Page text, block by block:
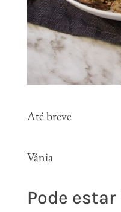
Até breve
Vânia
Pode